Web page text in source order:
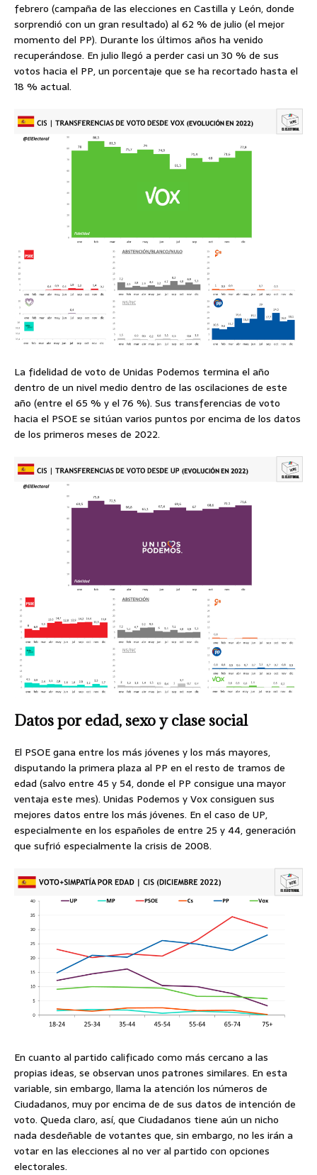
febrero (campaña de las elecciones en Castilla y León, donde
sorprendió con un gran resultado) al 62 % de julio (el mejor
momento del PP). Durante los últimos años ha venido
recuperándose. En julio llegó a perder casi un 30 % de sus
votos hacia el PP, un porcentaje que se ha recortado hasta el
18 % actual.
La fidelidad de voto de Unidas Podemos termina el año
dentro de un nivel medio dentro de las oscilaciones de este
año (entre el 65 % y el 76 %). Sus transferencias de voto
hacia el PSOE se sitúan varios puntos por encima de los datos
de los primeros meses de 2022.
Datos por edad, sexo y clase social
El PSOE gana entre los más jóvenes y los más mayores,
disputando la primera plaza al PP en el resto de tramos de
edad (salvo entre 45 y 54, donde el PP consigue una mayor
ventaja este mes). Unidas Podemos y Vox consiguen sus
mejores datos entre los más jóvenes. En el caso de UP,
especialmente en los españoles de entre 25 y 44, generación
que sufrió especialmente la crisis de 2008.
En cuanto al partido calificado como más cercano a las
propias ideas, se observan unos patrones similares. En esta
variable, sin embargo, llama la atención los números de
Ciudadanos, muy por encima de de sus datos de intención de
voto. Queda claro, así, que Ciudadanos tiene aún un nicho
nada desdeñable de votantes que, sin embargo, no les irán a
votar en las elecciones al no ver al partido con opciones
electorales.